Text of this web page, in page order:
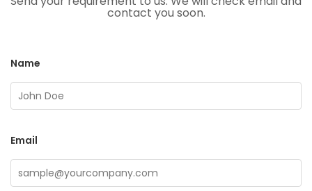
contact you soon.
Name
Email